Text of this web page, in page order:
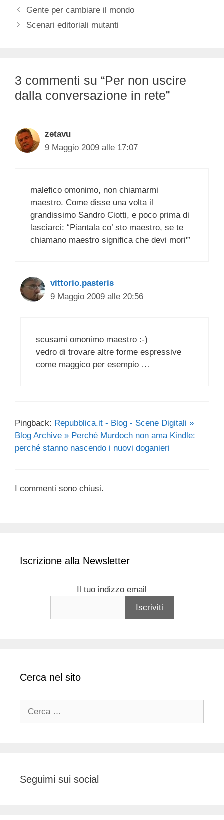
Gente per cambiare il mondo
Scenari editoriali mutanti
3 commenti su “Per non uscire
dalla conversazione in rete”
zetavu
9 Maggio 2009 alle 17:07
malefico omonimo, non chiamarmi
maestro. Come disse una volta il
grandissimo Sandro Ciotti, e poco prima di
lasciarci: “Piantala co’ sto maestro, se te
chiamano maestro significa che devi mori'”
vittorio.pasteris
9 Maggio 2009 alle 20:56
scusami omonimo maestro :-)
vedro di trovare altre forme espressive
come maggico per esempio …
Pingback: Repubblica.it - Blog - Scene Digitali »
Blog Archive » Perché Murdoch non ama Kindle:
perché stanno nascendo i nuovi doganieri
I commenti sono chiusi.
Iscrizione alla Newsletter
Il tuo indizzo email
Cerca nel sito
Seguimi sui social